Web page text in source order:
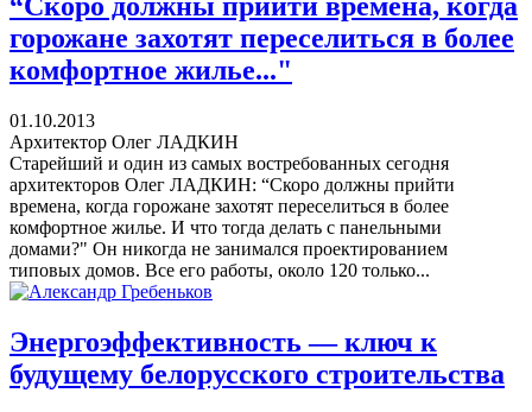
горожане захотят переселиться в более
комфортное жилье..."
01.10.2013
Архитектор Олег ЛАДКИН
Старейший и один из самых востребованных сегодня
архитекторов Олег ЛАДКИН: “Скоро должны прийти
времена, когда горожане захотят переселиться в более
комфортное жилье. И что тогда делать с панельными
домами?" Он никогда не занимался проектированием
типовых домов. Все его работы, около 120 только...
Энергоэффективность — ключ к
будущему белорусского строительства